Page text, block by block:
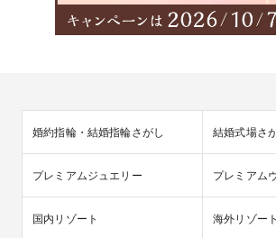
婚約指輪・結婚指輪さがし 結婚式場さ
プレミアムジュエリー プレミアム
国内リゾート 海外リゾート